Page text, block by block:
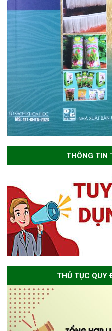
THÔNG TIN
THỦ TỤC QUY